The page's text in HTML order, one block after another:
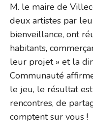
M. le maire de
deux artistes par
bienveillance, ont
habitants,
leur projet » et la
Communauté
le jeu, le résultat
rencontres, de
comptent sur vous !